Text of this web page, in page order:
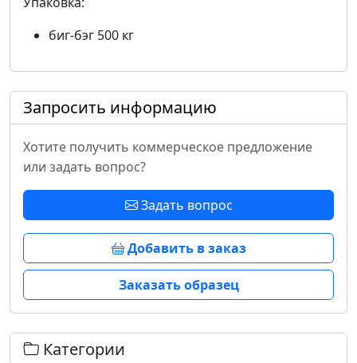
биг-бэг 500 кг
Запросить информацию
Хотите получить коммерческое предложение
или задать вопрос?
Задать вопрос
Добавить в заказ
Заказать образец
Категории